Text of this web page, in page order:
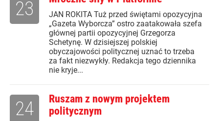
JAN ROKITA Tuż przed świętami opozycyjna
„Gazeta Wyborcza” ostro zaatakowała szefa
głównej partii opozycyjnej Grzegorza
Schetynę. W dzisiejszej polskiej
obyczajowości politycznej uznać to trzeba
za fakt niezwykły. Redakcja tego dziennika
nie kryje...
23
Ruszam z nowym projektem
politycznym
24